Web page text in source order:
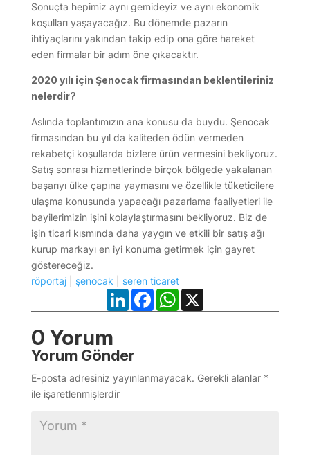
Sonuçta hepimiz aynı gemideyiz ve aynı ekonomik
koşulları yaşayacağız. Bu dönemde pazarın
ihtiyaçlarını yakından takip edip ona göre hareket
eden firmalar bir adım öne çıkacaktır.
2020 yılı için Şenocak firmasından beklentileriniz
nelerdir?
Aslında toplantımızın ana konusu da buydu. Şenocak
firmasından bu yıl da kaliteden ödün vermeden
rekabetçi koşullarda bizlere ürün vermesini bekliyoruz.
Satış sonrası hizmetlerinde birçok bölgede yakalanan
başarıyı ülke çapına yaymasını ve özellikle tüketicilere
ulaşma konusunda yapacağı pazarlama faaliyetleri ile
bayilerimizin işini kolaylaştırmasını bekliyoruz. Biz de
işin ticari kısmında daha yaygın ve etkili bir satış ağı
kurup markayı en iyi konuma getirmek için gayret
göstereceğiz.
röportaj| şenocak
seren ticaret
LinkedInFacebookWhatsApp
X
0 Yorum
Yorum Gönder
E-posta adresiniz yayınlanmayacak. Gerekli alanlar *
ile işaretlenmişlerdir